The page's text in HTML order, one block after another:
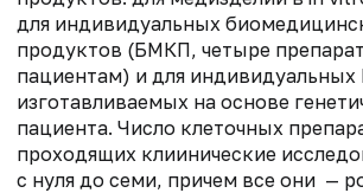
для индивидуальных
продуктов (БМКП, четыре
пациентам) и для
изготавливаемых на основе
пациента. Число клеточных
проходящих клиинические
с нуля до семи, причем все они —